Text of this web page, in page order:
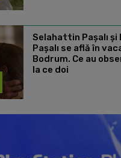
Selahattin Paşalı și
Paşalı se află în
Bodrum. Ce au
la ce doi